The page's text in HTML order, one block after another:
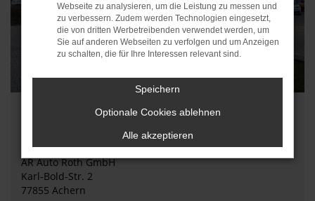
Achern
AR Auto Roth GmbH
Karl-Bold-Str. 2
77855 Achern
Webseite zu analysieren, um die Leistung zu messen und
zu verbessern. Zudem werden Technologien eingesetzt,
die von dritten Werbetreibenden verwendet werden, um
Sie auf anderen Webseiten zu verfolgen und um Anzeigen
zu schalten, die für Ihre Interessen relevant sind.
Speichern
Optionale Cookies ablehnen
Alle akzeptieren